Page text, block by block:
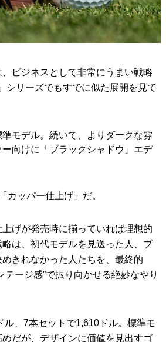
ビジネスとして非常にうまい戦略
シリーズでもすでに似た展開を見て
モデル。続いて、よりダークな雰
向けに「ブラックシャドウ」エデ
カッパー仕上げ」だ。
げが発売時に揃っていれば理想的
は、初代モデルを見送った人、ブ
きれなかった人たちを、最終的
テージ感”で振り向かせる絶妙なやり
ル、7本セットで1,610ドル。標準モ
だが、デザインに価値を見出すゴ